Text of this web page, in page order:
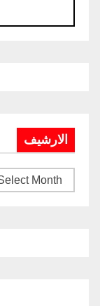
الارشيف